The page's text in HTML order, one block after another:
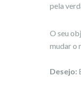
pela
O seu
mudar o
Desejo: